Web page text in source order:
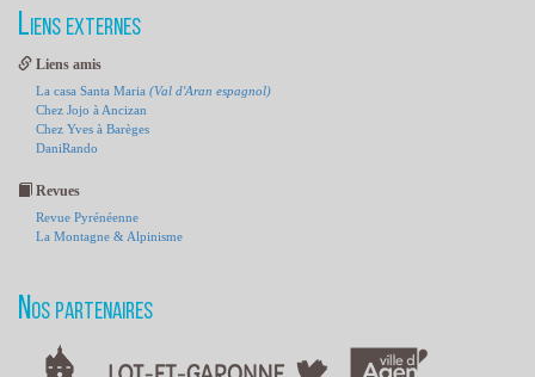
Liens externes
Liens amis
La casa Santa Maria (Val d'Aran espagnol)
Chez Jojo à Ancizan
Chez Yves à Barèges
DaniRando
Revues
Revue Pyrénéenne
La Montagne & Alpinisme
Nos partenaires